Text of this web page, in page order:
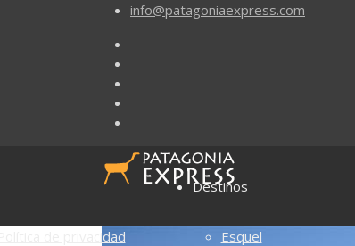
info@patagoniaexpress.com
de privacidad
Destinos
Esquel